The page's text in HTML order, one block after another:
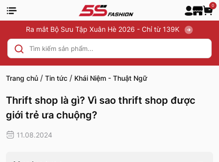
0
Ra mắt Bộ Sưu Tập Xuân Hè 2026 - Chỉ từ 139K
Trang chủ / Tin tức / Khái Niệm - Thuật Ngữ
Thrift shop là gì? Vì sao thrift shop được
giới trẻ ưa chuộng?
11.08.2024